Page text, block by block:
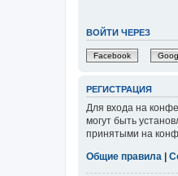
ВОЙТИ ЧЕРЕЗ
Facebook
РЕГИСТРАЦИЯ
Для входа на
могут быть
принятыми на
Общие правила